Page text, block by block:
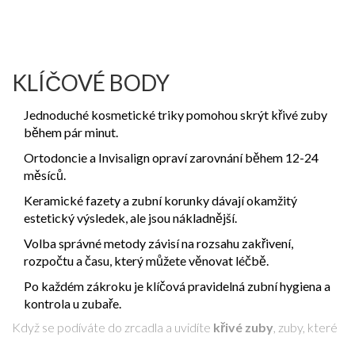
KLÍČOVÉ BODY
Jednoduché kosmetické triky pomohou skrýt křivé zuby
během pár minut.
Ortodoncie a Invisalign opraví zarovnání během 12-24
měsíců.
Keramické fazety a zubní korunky dávají okamžitý
estetický výsledek, ale jsou nákladnější.
Volba správné metody závisí na rozsahu zakřivení,
rozpočtu a času, který můžete věnovat léčbě.
Po každém zákroku je klíčová pravidelná zubní hygiena a
kontrola u zubaře.
Když se podíváte do zrcadla a uvidíte křivé zuby zuby, které